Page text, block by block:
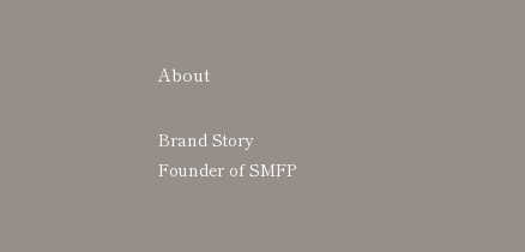
About
Brand Story
Founder of SMFP